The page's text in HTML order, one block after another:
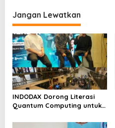
Metro Bekasi Kota
Jangan Lewatkan
INDODAX Dorong Literasi
Quantum Computing untuk
Blockchain